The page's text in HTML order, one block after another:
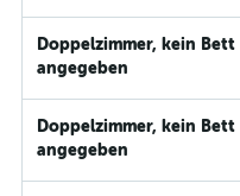
Doppelzimmer, kein Bett
angegeben
Doppelzimmer, kein Bett
angegeben